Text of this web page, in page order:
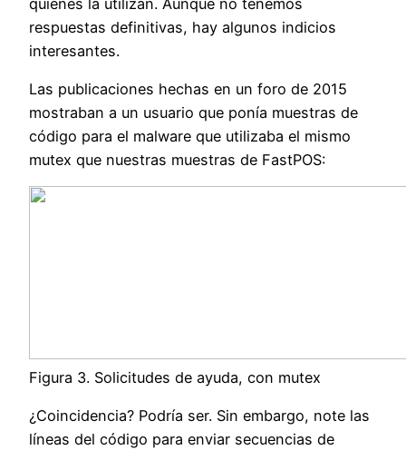
respuestas definitivas, hay algunos indicios
interesantes.
Las publicaciones hechas en un foro de 2015
mostraban a un usuario que ponía muestras de
código para el malware que utilizaba el mismo
mutex que nuestras muestras de FastPOS:
Figura 3. Solicitudes de ayuda, con mutex
¿Coincidencia? Podría ser. Sin embargo, note las
líneas del código para enviar secuencias de